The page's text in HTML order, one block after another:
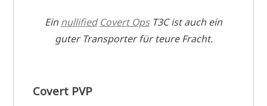
Ein nullified Covert OpsT3C ist auch ein
guter Transporter für teure Fracht.
Covert PVP